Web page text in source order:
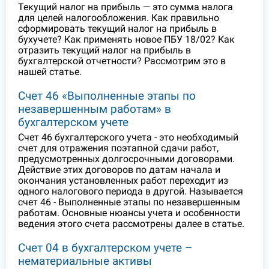
Текущий налог на прибыль — это сумма налога
для целей налогообложения. Как правильно
сформировать текущий налог на прибыль в
бухучете? Как применять новое ПБУ 18/02? Как
отразить текущий налог на прибыль в
бухгалтерской отчетности? Рассмотрим это в
нашей статье.
Счет 46 «Выполненные этапы по
незавершенным работам» в
бухгалтерском учете
Счет 46 бухгалтерского учета - это необходимый
счет для отражения поэтапной сдачи работ,
предусмотренных долгосрочными договорами.
Действие этих договоров по датам начала и
окончания установленных работ переходит из
одного налогового периода в другой. Называется
счет 46 - Выполненные этапы по незавершенным
работам. Основные нюансы учета и особенности
ведения этого счета рассмотрены далее в статье.
Счет 04 в бухгалтерском учете –
нематериальные активы